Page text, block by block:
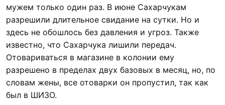
мужем только один раз. В июне Сахарчукам
разрешили длительное свидание на сутки. Но и
здесь не обошлось без давления и угроз. Также
известно, что Сахарчука лишили передач.
Отовариваться в магазине в колонии ему
разрешено в пределах двух базовых в месяц, но, по
словам жены, все отоварки он пропустил, так как
был в ШИЗО.